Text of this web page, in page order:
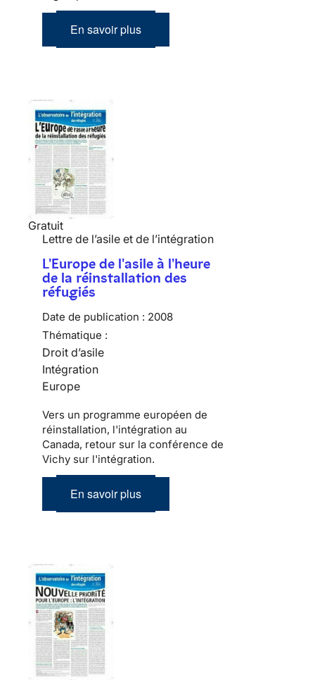
En savoir plus
Gratuit
Lettre de l’asile et de l’intégration
L'Europe de l'asile à l'heure
de la réinstallation des
réfugiés
Date de publication : 2008
Thématique :
Droit d’asile
Intégration
Europe
Vers un programme européen de
réinstallation, l'intégration au
Canada, retour sur la conférence de
Vichy sur l'intégration.
En savoir plus